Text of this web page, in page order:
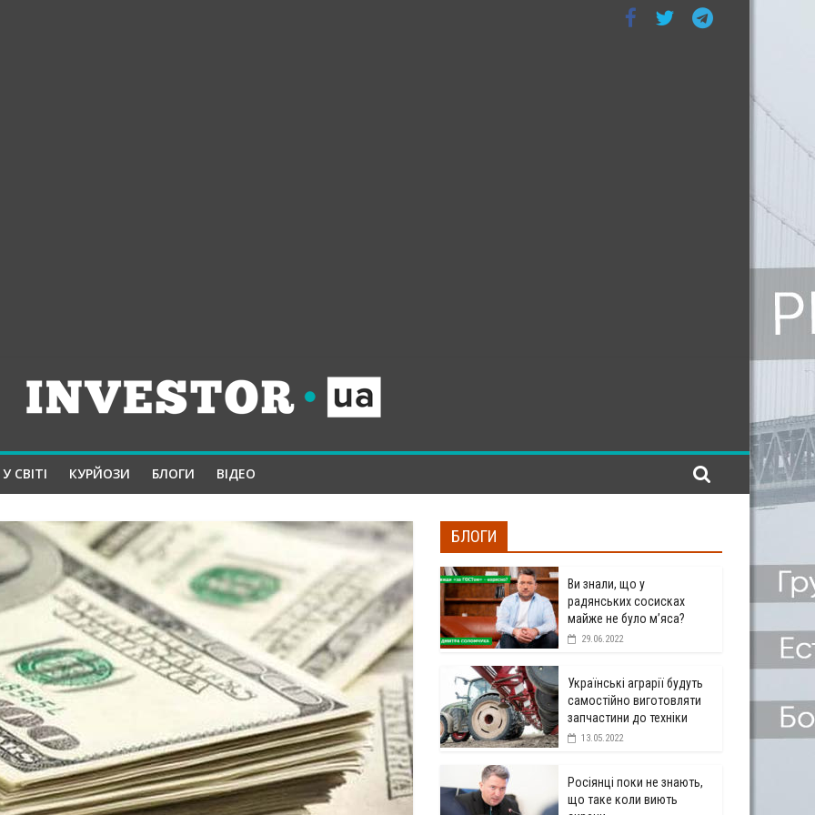
У СВІТІ КУРЙОЗИ БЛОГИ ВІДЕО
БЛОГИ
Ви знали, що у
радянських сосисках
майже не було м’яса?
29.06.2022
Українські аграрії будуть
самостійно виготовляти
запчастини до техніки
13.05.2022
Росіянці поки не знають,
що таке коли виють